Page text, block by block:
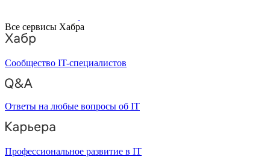
Все сервисы Хабра
Сообщество IT-специалистов
Ответы на любые вопросы об IT
Профессиональное развитие в IT